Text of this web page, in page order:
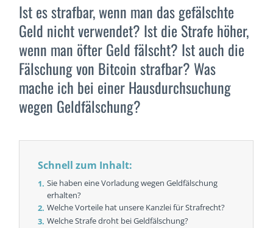
Ist es strafbar, wenn man das gefälschte
Geld nicht verwendet? Ist die Strafe höher,
wenn man öfter Geld fälscht? Ist auch die
Fälschung von Bitcoin strafbar? Was
mache ich bei einer Hausdurchsuchung
wegen Geldfälschung?
Schnell zum Inhalt:
Sie haben eine Vorladung wegen Geldfälschung
erhalten?
Welche Vorteile hat unsere Kanzlei für Strafrecht?
Welche Strafe droht bei Geldfälschung?